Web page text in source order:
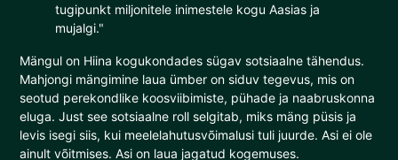
tugipunkt miljonitele inimestele kogu Aasias ja
mujalgi."
Mängul on Hiina kogukondades sügav sotsiaalne tähendus.
Mahjongi mängimine laua ümber on siduv tegevus, mis on
seotud perekondlike koosviibimiste, pühade ja naabruskonna
eluga. Just see sotsiaalne roll selgitab, miks mäng püsis ja
levis isegi siis, kui meelelahutusvõimalusi tuli juurde. Asi ei ole
ainult võitmises. Asi on laua jagatud kogemuses.